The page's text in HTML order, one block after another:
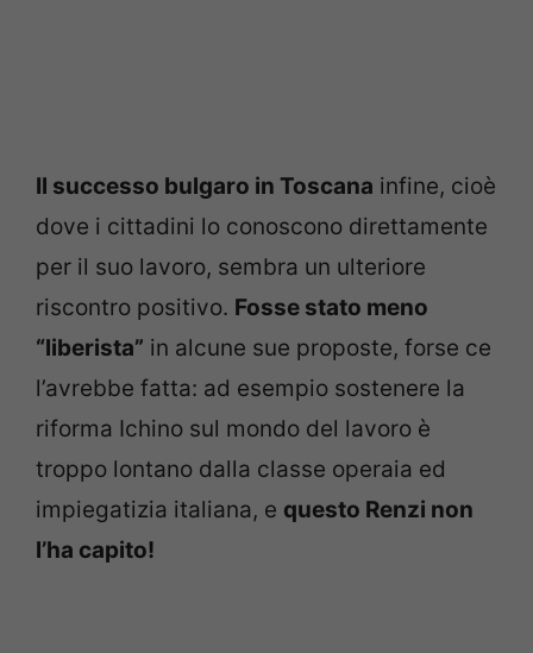
Il successo bulgaro in Toscana infine, cioè
dove i cittadini lo conoscono direttamente
per il suo lavoro, sembra un ulteriore
riscontro positivo. Fosse stato meno
“liberista” in alcune sue proposte, forse ce
l’avrebbe fatta: ad esempio sostenere la
riforma Ichino sul mondo del lavoro è
troppo lontano dalla classe operaia ed
impiegatizia italiana, e questo Renzi non
l’ha capito!